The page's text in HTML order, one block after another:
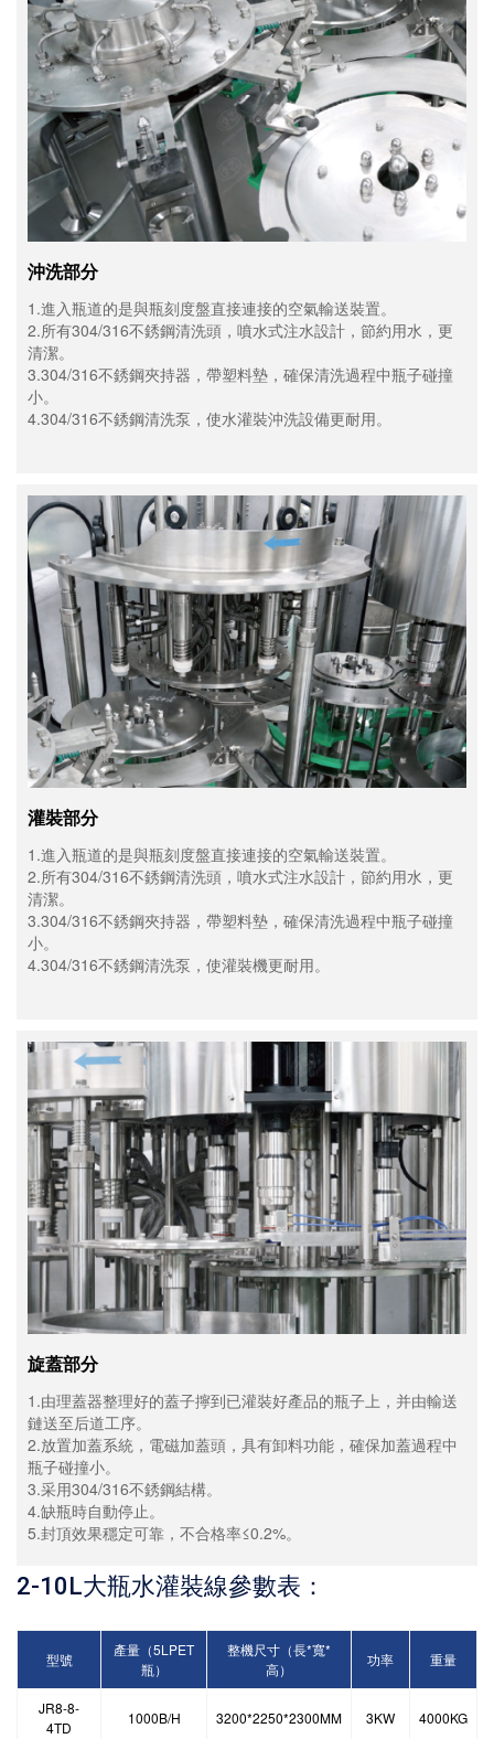
沖洗部分
1.進入瓶道的是與瓶刻度盤直接連接的空氣輸送裝置。
2.所有304/316不銹鋼清洗頭，噴水式注水設計，節約用水，更
清潔。
3.304/316不銹鋼夾持器，帶塑料墊，確保清洗過程中瓶子碰撞
小。
4.304/316不銹鋼清洗泵，使水灌裝沖洗設備更耐用。
灌裝部分
1.進入瓶道的是與瓶刻度盤直接連接的空氣輸送裝置。
2.所有304/316不銹鋼清洗頭，噴水式注水設計，節約用水，更
清潔。
3.304/316不銹鋼夾持器，帶塑料墊，確保清洗過程中瓶子碰撞
小。
4.304/316不銹鋼清洗泵，使灌裝機更耐用。
旋蓋部分
1.由理蓋器整理好的蓋子擰到已灌裝好產品的瓶子上，并由輸送
鏈送至后道工序。
2.放置加蓋系統，電磁加蓋頭，具有卸料功能，確保加蓋過程中
瓶子碰撞小。
3.采用304/316不銹鋼結構。
4.缺瓶時自動停止。
5.封頂效果穩定可靠，不合格率≤0.2%。
2-10L大瓶水灌裝線參數表：
型號
產量（5LPET
瓶）
整機尺寸（長*寬*
高）
功率 重量
JR8-8-
4TD
1000B/H 3200*2250*2300MM 3KW 4000KG